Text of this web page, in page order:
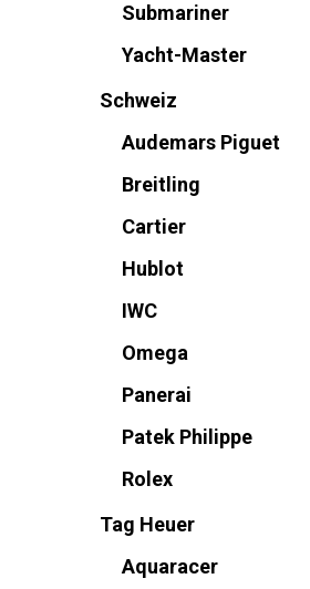
Submariner
Yacht-Master
Schweiz
Audemars Piguet
Breitling
Cartier
Hublot
IWC
Omega
Panerai
Patek Philippe
Rolex
Tag Heuer
Aquaracer